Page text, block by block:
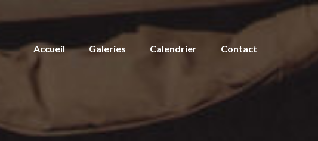
Accueil Galeries Calendrier Contact